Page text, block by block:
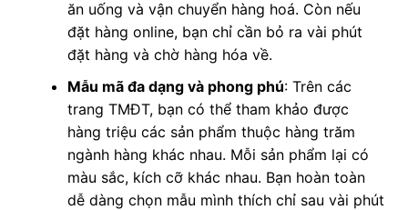
ăn uống và vận chuyển hàng hoá. Còn nếu
đặt hàng online, bạn chỉ cần bỏ ra vài phút
đặt hàng và chờ hàng hóa về.
Mẫu mã đa dạng và phong phú: Trên các
trang TMĐT, bạn có thể tham khảo được
hàng triệu các sản phẩm thuộc hàng trăm
ngành hàng khác nhau. Mỗi sản phẩm lại có
màu sắc, kích cỡ khác nhau. Bạn hoàn toàn
dễ dàng chọn mẫu mình thích chỉ sau vài phút